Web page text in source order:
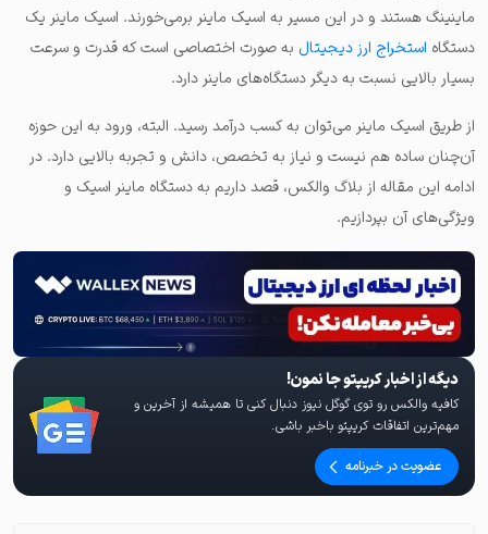
ماینینگ هستند و در این مسیر به اسیک ماینر برمی‌خورند. اسیک ماینر یک
دستگاه استخراج ارز دیجیتال به صورت اختصاصی است که قدرت و سرعت
بسیار بالایی نسبت به دیگر دستگاه‌های ماینر دارد.
از طریق اسیک ماینر می‌توان به کسب درآمد رسید. البته، ورود به این حوزه
آن‌چنان ساده هم نیست و نیاز به تخصص، دانش و تجربه بالایی دارد. در
ادامه این مقاله از بلاگ والکس، قصد داریم به دستگاه ماینر اسیک و
ویژگی‌های آن بپردازیم.
دیگه از اخبار کریپتو جا نمون!
کافیه والکس رو توی گوگل نیوز دنبال کنی تا همیشه از آخرین و
مهم‌ترین اتفاقات کریپتو باخبر باشی.
عضویت در خبرنامه